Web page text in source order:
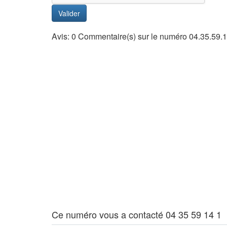
Valider
Avis: 0 Commentaire(s) sur le numéro
Ce numéro vous a contacté 04 35 59 14 1